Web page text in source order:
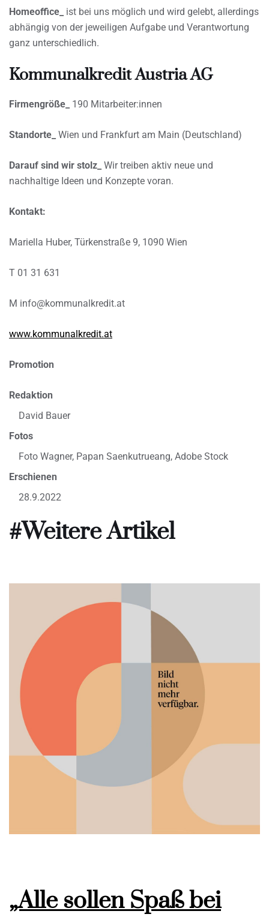
Homeoffice_
ist bei uns möglich und wird gelebt, allerdings
abhängig von der jeweiligen Aufgabe und Verantwortung
ganz unterschiedlich.
Kommunalkredit Austria AG
Firmengröße_ 190 Mitarbeiter:innen
Standorte_ Wien und Frankfurt am Main (Deutschland)
Darauf sind wir stolz_ Wir treiben aktiv neue und
nachhaltige Ideen und Konzepte voran.
Kontakt:
Mariella Huber, Türkenstraße 9, 1090 Wien
T 01 31 631
M info@kommunalkredit.at
www.kommunalkredit.at
Promotion
Redaktion
David Bauer
Fotos
Foto Wagner, Papan Saenkutrueang, Adobe Stock
Erschienen
28.9.2022
#Weitere Artikel
„Alle sollen Spaß bei